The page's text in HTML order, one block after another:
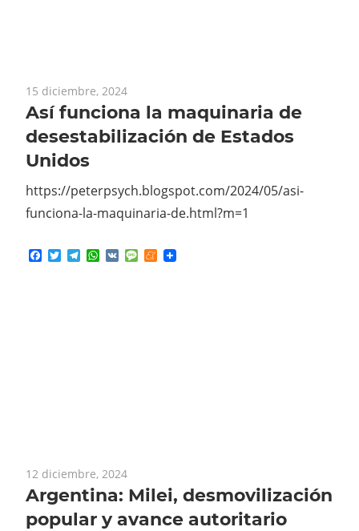
15 diciembre, 2024
Así funciona la maquinaria de
desestabilización de Estados
Unidos
https://peterpsych.blogspot.com/2024/05/asi-
funciona-la-maquinaria-de.html?m=1
Facebook
TwitterTelegram
WhatsApp
VK MessageMeneame
12 diciembre, 2024
Argentina: Milei, desmovilización
popular y avance autoritario